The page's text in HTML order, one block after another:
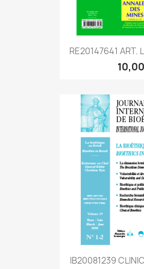
RE20147641 ART.
IB20081239